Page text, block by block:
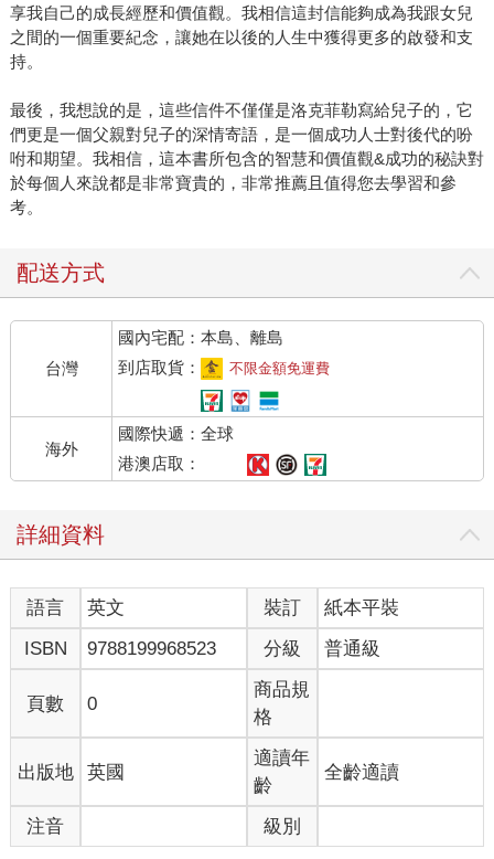
享我自己的成長經歷和價值觀。我相信這封信能夠成為我跟女兒
之間的一個重要紀念，讓她在以後的人生中獲得更多的啟發和支
持。
最後，我想說的是，這些信件不僅僅是洛克菲勒寫給兒子的，它
們更是一個父親對兒子的深情寄語，是一個成功人士對後代的吩
咐和期望。我相信，這本書所包含的智慧和價值觀&成功的秘訣對
於每個人來說都是非常寶貴的，非常推薦且值得您去學習和參
考。
配送方式
台灣
國內宅配：本島、離島
到店取貨：
不限金額免運費
海外
國際快遞：全球
港澳店取：
詳細資料
語言 英文 裝訂
紙本平裝
ISBN
9788199968523 分級 普通級
頁數 0
商品規
格
出版地 英國
適讀年
齡
全齡適讀
注音 級別